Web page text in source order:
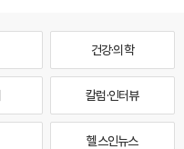
건강·의학
칼럼·인터뷰
헬스인뉴스